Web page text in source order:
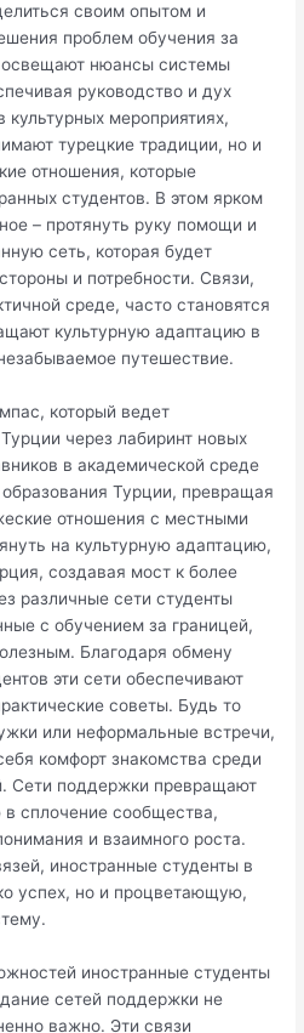
своим опытом и
проблем обучения за
нюансы системы
руководство и дух
мероприятиях,
турецкие традиции, но и
отношения, которые
студентов. В этом ярком
– протянуть руку помощи и
сеть, которая будет
и потребности. Связи,
среде, часто становятся
культурную адаптацию в
путешествие.
который ведет
через лабиринт новых
в академической среде
Турции, превращая
отношения с местными
на культурную адаптацию,
создавая мост к более
различные сети студенты
с обучением за границей,
Благодаря обмену
эти сети обеспечивают
советы. Будь то
или неформальные встречи,
комфорт знакомства среди
Сети поддержки превращают
сплочение сообщества,
и взаимного роста.
иностранные студенты в
успех, но и процветающую,
иностранные студенты
сетей поддержки не
важно. Эти связи